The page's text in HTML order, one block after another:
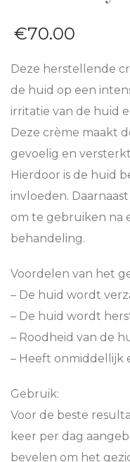
€70.00
Deze herstellende
de huid op een
irritatie van de huid
Deze crème maakt
gevoelig en
Hierdoor is de huid
invloeden.
om te gebruiken na
behandeling.
Voordelen van het
– De huid wordt
– De huid wordt
– Roodheid van de
– Heeft onmiddellijk
Gebruik:
Voor de beste
keer per dag
bevelen om het